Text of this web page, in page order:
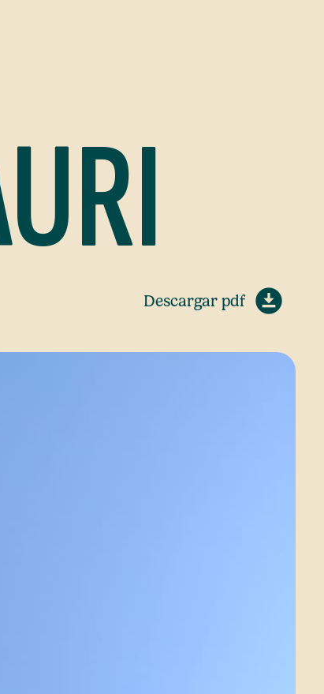
Descargar pdf